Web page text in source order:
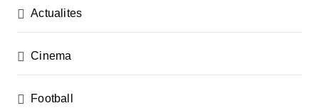
Actualites
Cinema
Football